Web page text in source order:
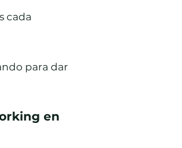
cada
para dar
en